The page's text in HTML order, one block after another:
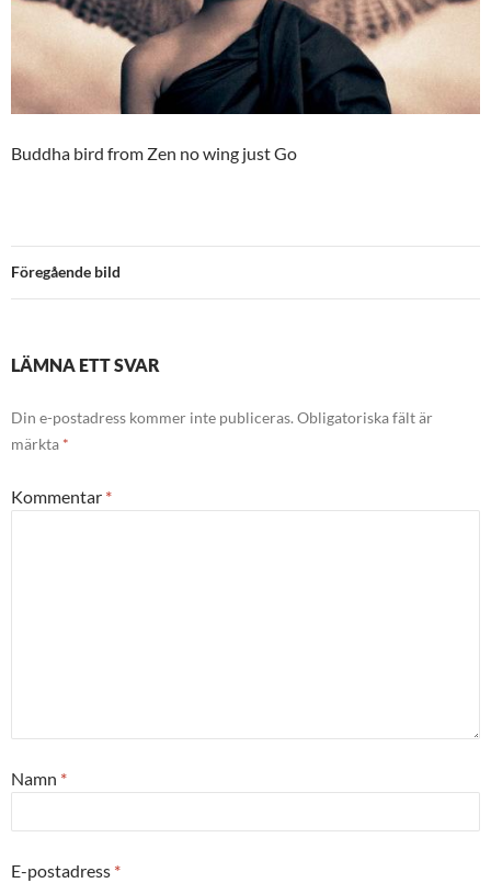
Buddha bird from Zen no wing just Go
Föregående bild
LÄMNA ETT SVAR
Din e-postadress kommer inte publiceras. Obligatoriska fält är
märkta *
Kommentar *
Namn *
E-postadress *